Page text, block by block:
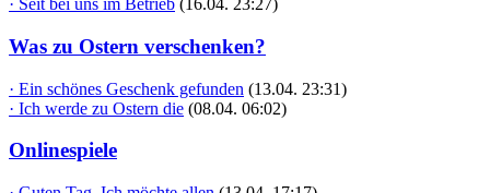
· Seit bei uns im Betrieb (16.04. 23:27)
Was zu Ostern verschenken?
· Ein schönes Geschenk gefunden (13.04. 23:31)
· Ich werde zu Ostern die (08.04. 06:02)
Onlinespiele